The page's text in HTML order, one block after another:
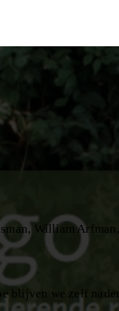
William Arfman
blijven we zelf